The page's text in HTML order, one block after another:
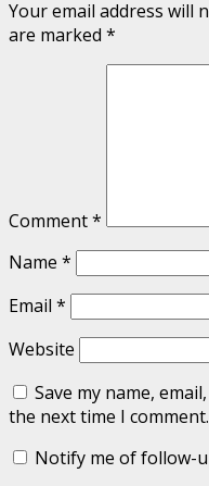
Your email address will
are marked *
Comment*
Name *
Email *
Website
Save my name,
the next time I comment.
Notify me of follow-